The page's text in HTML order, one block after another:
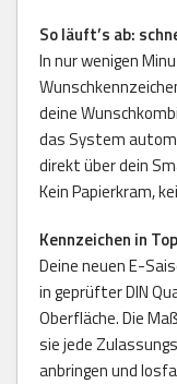
So läuft’s ab:
In nur wenigen
deine
das System
direkt über dein
Kein Papierkram,
Kennzeichen in
Deine neuen E-
in geprüfter DIN
Oberfläche. Die
sie jede
anbringen und